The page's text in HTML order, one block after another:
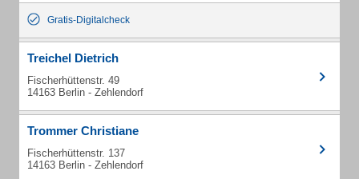
Gratis-Digitalcheck
Treichel Dietrich
Fischerhüttenstr. 49
14163 Berlin - Zehlendorf
Trommer Christiane
Fischerhüttenstr. 137
14163 Berlin - Zehlendorf